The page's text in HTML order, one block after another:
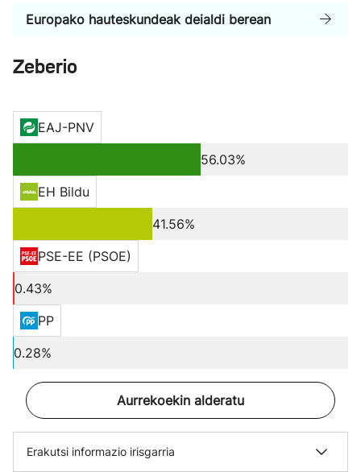
Europako hauteskundeak deialdi berean
Zeberio
EAJ-PNV
56.03%
EH Bildu
41.56%
PSE-EE (PSOE)
0.43%
PP
0.28%
Aurrekoekin alderatu
Erakutsi informazio irisgarria